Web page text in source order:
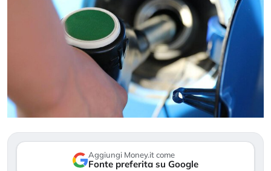
Aggiungi Money.it come
Fonte preferita su Google